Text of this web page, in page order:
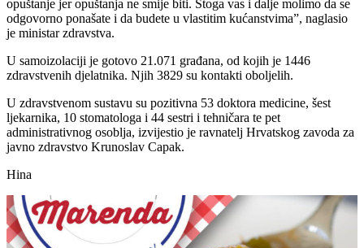
opuštanje jer opuštanja ne smije biti. Stoga vas i dalje molimo da se
odgovorno ponašate i da budete u vlastitim kućanstvima”, naglasio
je ministar zdravstva.
U samoizolaciji je gotovo 21.071 građana, od kojih je 1446
zdravstvenih djelatnika. Njih 3829 su kontakti oboljelih.
U zdravstvenom sustavu su pozitivna 53 doktora medicine, šest
ljekarnika, 10 stomatologa i 44 sestri i tehničara te pet
administrativnog osoblja, izvijestio je ravnatelj Hrvatskog zavoda za
javno zdravstvo Krunoslav Capak.
Hina